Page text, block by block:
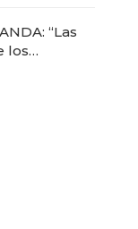
“Las
los